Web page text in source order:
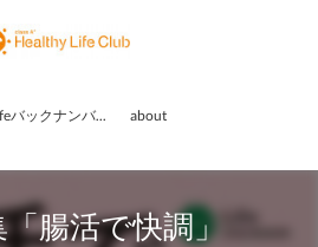
Lifeバックナンバー about
腸活で快調」